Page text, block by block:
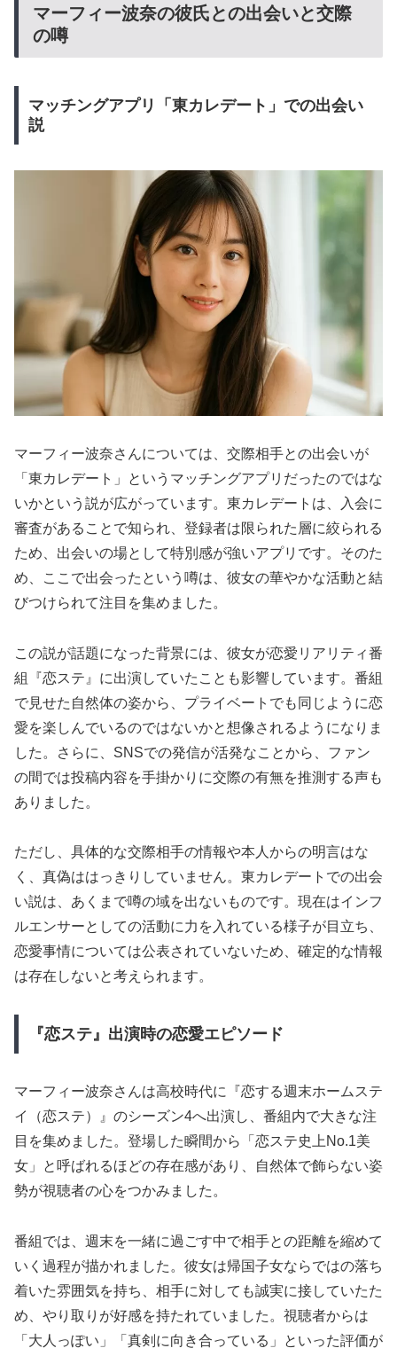
マーフィー波奈の彼氏との出会いと交際
の噂
マッチングアプリ「東カレデート」での出会い
説
マーフィー波奈さんについては、交際相手との出会いが
「東カレデート」というマッチングアプリだったのではな
いかという説が広がっています。東カレデートは、入会に
審査があることで知られ、登録者は限られた層に絞られる
ため、出会いの場として特別感が強いアプリです。そのた
め、ここで出会ったという噂は、彼女の華やかな活動と結
びつけられて注目を集めました。
この説が話題になった背景には、彼女が恋愛リアリティ番
組『恋ステ』に出演していたことも影響しています。番組
で見せた自然体の姿から、プライベートでも同じように恋
愛を楽しんでいるのではないかと想像されるようになりま
した。さらに、SNSでの発信が活発なことから、ファン
の間では投稿内容を手掛かりに交際の有無を推測する声も
ありました。
ただし、具体的な交際相手の情報や本人からの明言はな
く、真偽ははっきりしていません。東カレデートでの出会
い説は、あくまで噂の域を出ないものです。現在はインフ
ルエンサーとしての活動に力を入れている様子が目立ち、
恋愛事情については公表されていないため、確定的な情報
は存在しないと考えられます。
『恋ステ』出演時の恋愛エピソード
マーフィー波奈さんは高校時代に『恋する週末ホームステ
イ（恋ステ）』のシーズン4へ出演し、番組内で大きな注
目を集めました。登場した瞬間から「恋ステ史上No.1美
女」と呼ばれるほどの存在感があり、自然体で飾らない姿
勢が視聴者の心をつかみました。
番組では、週末を一緒に過ごす中で相手との距離を縮めて
いく過程が描かれました。彼女は帰国子女ならではの落ち
着いた雰囲気を持ち、相手に対しても誠実に接していたた
め、やり取りが好感を持たれていました。視聴者からは
「大人っぽい」「真剣に向き合っている」といった評価が